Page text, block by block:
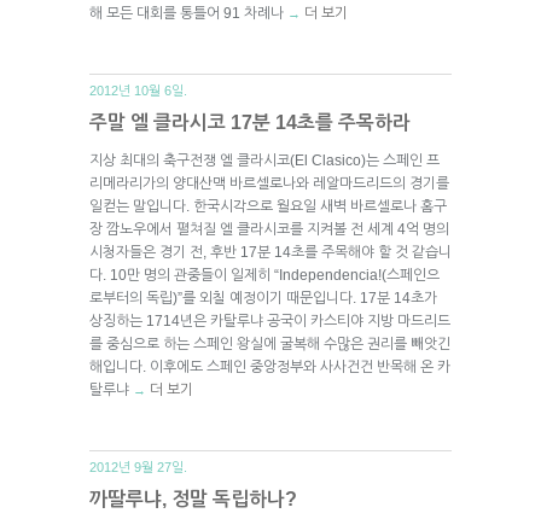
해 모든 대회를 통틀어 91 차례나 → 더 보기
2012년 10월 6일.
주말 엘 클라시코 17분 14초를 주목하라
지상 최대의 축구전쟁 엘 클라시코(El Clasico)는 스페인 프
리메라리가의 양대산맥 바르셀로나와 레알마드리드의 경기를
일컫는 말입니다. 한국시각으로 월요일 새벽 바르셀로나 홈구
장 깜노우에서 펼쳐질 엘 클라시코를 지켜볼 전 세계 4억 명의
시청자들은 경기 전, 후반 17분 14초를 주목해야 할 것 같습니
다. 10만 명의 관중들이 일제히 “Independencia!(스페인으
로부터의 독립)”를 외칠 예정이기 때문입니다. 17분 14초가
상징하는 1714년은 카탈루냐 공국이 카스티야 지방 마드리드
를 중심으로 하는 스페인 왕실에 굴복해 수많은 권리를 빼앗긴
해입니다. 이후에도 스페인 중앙정부와 사사건건 반목해 온 카
탈루냐 → 더 보기
2012년 9월 27일.
까딸루냐, 정말 독립하나?